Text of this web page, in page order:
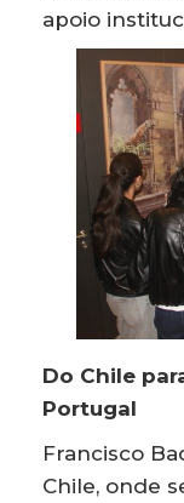
apoio
Do Chile
Portugal
Francisco
Chile, onde